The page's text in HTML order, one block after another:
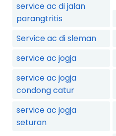
service ac di jalan
parangtritis
Service ac di sleman
service ac jogja
service ac jogja
condong catur
service ac jogja
seturan